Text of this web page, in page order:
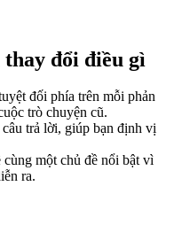
đổi điều gì
đối phía trên mỗi phản
trò chuyện cũ.
trả lời, giúp bạn định vị
một chủ đề nổi bật vì
ra.